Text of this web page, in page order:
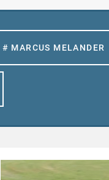
# MARCUS MELANDER